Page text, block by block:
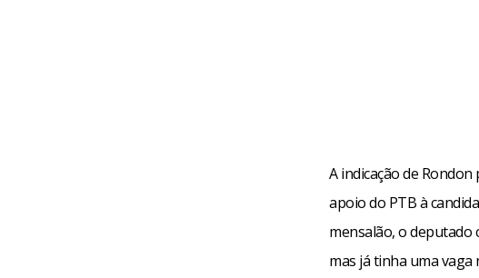
A indicação de
apoio do PTB à
mensalão, o deputado
mas já tinha uma vaga